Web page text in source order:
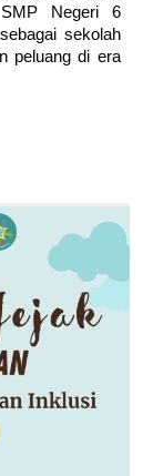
Negeri 6
sekolah
peluang di era